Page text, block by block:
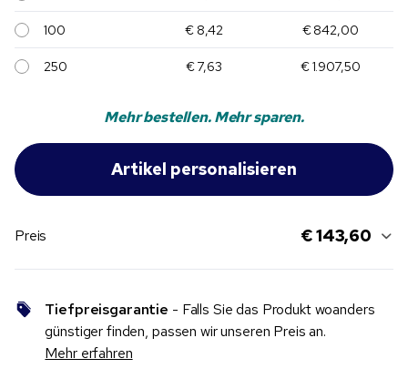
100 € 8,42 € 842,00
250 € 7,63 € 1.907,50
Mehr bestellen. Mehr sparen.
Preis € 143,60
Tiefpreisgarantie - Falls Sie das Produkt woanders
günstiger finden, passen wir unseren Preis an.
Mehr erfahren